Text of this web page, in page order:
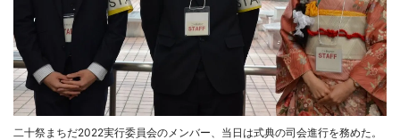
二十祭まちだ2022実行委員会のメンバー、当日は式典の司会進行を務めた。